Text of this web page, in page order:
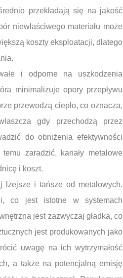
przekładają się na jakość
niewłaściwego materiału może
koszty eksploatacji, dlatego
i odporne na uszkodzenia
minimalizuje opory przepływu
przewodzą ciepło, co oznacza,
gdy przechodzą przez
do obniżenia efektywności
zaradzić, kanały metalowe
i koszt.
lżejsze i tańsze od metalowych.
co jest istotne w systemach
jest zazwyczaj gładka, co
jest produkowanych jako
uwagę na ich wytrzymałość
a także na potencjalną emisję